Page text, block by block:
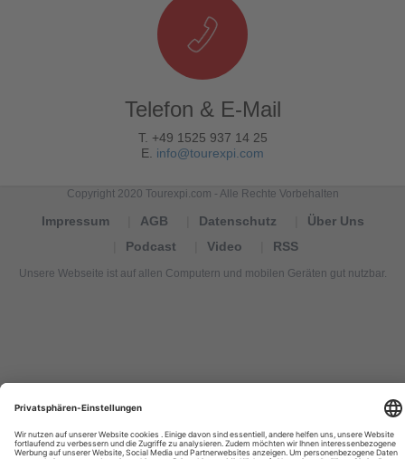
Telefon & E-Mail
T. +49 1525 937 14 25
E. info@tourexpi.com
Copyright 2020 Tourexpi.com - Alle Rechte Vorbehalten
Impressum AGB Datenschutz
Über Uns
Podcast
Video RSS
Unsere Webseite ist auf allen Computern und mobilen Geräten gut nutzbar.
news,
turismo,
Tourismus